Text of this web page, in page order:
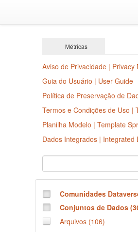
Métricas
Aviso de Privacidade | Privacy
Guia do Usuário | User Guide
Política de Preservação de
Termos e Condições de Uso |
Planilha Modelo | Template
Dados Integrados | Integrated
Comunidades
Conjuntos de Dados
Arquivos (106)